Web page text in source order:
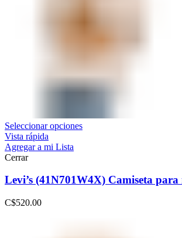
Seleccionar opciones
Vista rápida
Agregar a mi Lista
Cerrar
Levi’s (41N701W4X) Camiseta
C$520.00